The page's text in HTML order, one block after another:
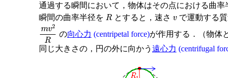
通過する瞬間において，物体はその点における曲率
瞬間の曲率半径を Rとすると，速さ vで運動する
mv2R の向心力 (centripetal force)が作用する．（物体
同じ大きさの，円の外に向かう 遠心力 (centrifugal